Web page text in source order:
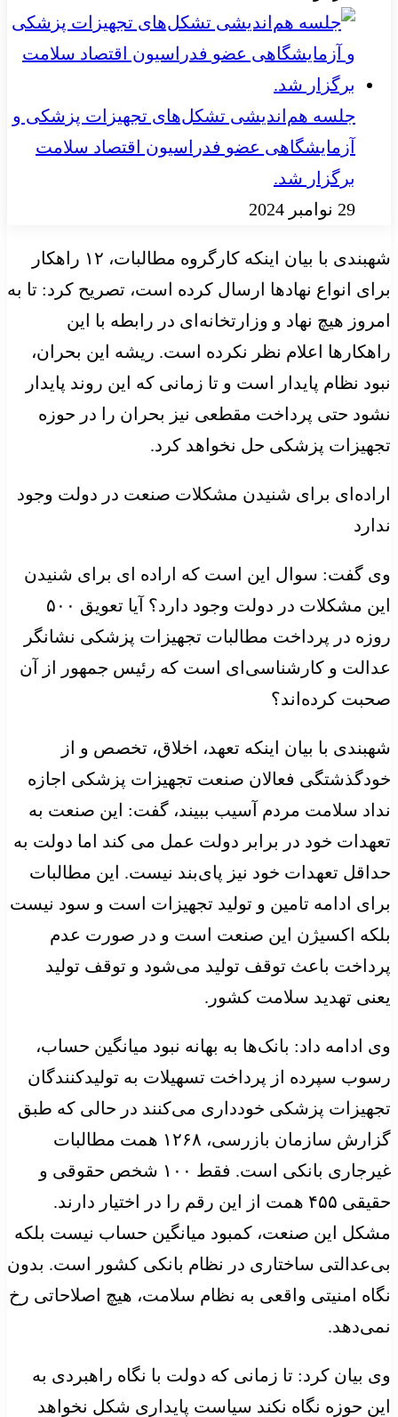
جلسه هم‌اندیشی تشکل‌های تجهیزات پزشکی و
آزمایشگاهی عضو فدراسیون اقتصاد سلامت
برگزار شد.
29 نوامبر 2024
شهبندی با بیان اینکه کارگروه مطالبات، ۱۲ راهکار
برای انواع نهادها ارسال کرده است، تصریح کرد: تا به
امروز هیچ نهاد و وزارتخانه‌ای در رابطه با این
راهکارها اعلام نظر نکرده است. ریشه این بحران،
نبود نظام پایدار است و تا زمانی که این روند پایدار
نشود حتی پرداخت مقطعی نیز بحران‌ را در حوزه
تجهیزات پزشکی حل نخواهد کرد.
اراده‌ای برای شنیدن مشکلات صنعت در دولت وجود
ندارد
وی گفت: سوال این است که اراده ‌ای برای شنیدن
این مشکلات در دولت وجود دارد؟ آیا تعویق ۵۰۰
روزه در پرداخت مطالبات تجهیزات پزشکی نشانگر
عدالت و کارشناسی‌ای است که رئیس جمهور از آن
صحبت کرده‌اند؟
شهبندی با بیان اینکه تعهد، اخلاق، تخصص و از
خودگذشتگی فعالان صنعت تجهیزات پزشکی اجازه
نداد سلامت مردم آسیب ببیند، گفت: این صنعت به
تعهدات خود در برابر دولت عمل می کند اما دولت به
حداقل تعهدات خود نیز پای‌بند نیست. این مطالبات
برای ادامه تامین و تولید تجهیزات است و سود نیست
بلکه اکسیژن این صنعت است و در صورت عدم
پرداخت باعث توقف تولید می‌شود و توقف تولید
یعنی تهدید سلامت کشور.
وی ادامه داد: بانک‌ها به بهانه نبود میانگین حساب،
رسوب سپرده از پرداخت تسهیلات به تولیدکنندگان
تجهیزات پزشکی خودداری می‌کنند در حالی که طبق
گزارش سازمان بازرسی، ۱۲۶۸ همت مطالبات
غیرجاری بانکی است. فقط ۱۰۰ شخص حقوقی و
حقیقی ۴۵۵ همت از این رقم را در اختیار دارند.
مشکل این صنعت، کمبود میانگین حساب نیست بلکه
بی‌عدالتی ساختاری در نظام بانکی کشور است. بدون
نگاه امنیتی واقعی به نظام سلامت، هیچ اصلاحاتی رخ
نمی‌دهد.
وی بیان کرد: تا زمانی که دولت با نگاه راهبردی به
این حوزه نگاه نکند سیاست پایداری شکل نخواهد